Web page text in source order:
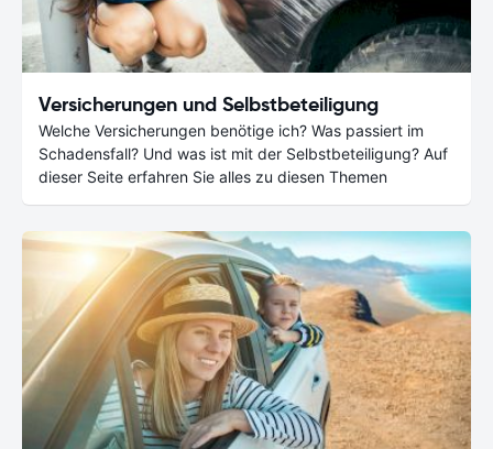
Versicherungen und Selbstbeteiligung
Welche Versicherungen benötige ich? Was passiert im
Schadensfall? Und was ist mit der Selbstbeteiligung? Auf
dieser Seite erfahren Sie alles zu diesen Themen